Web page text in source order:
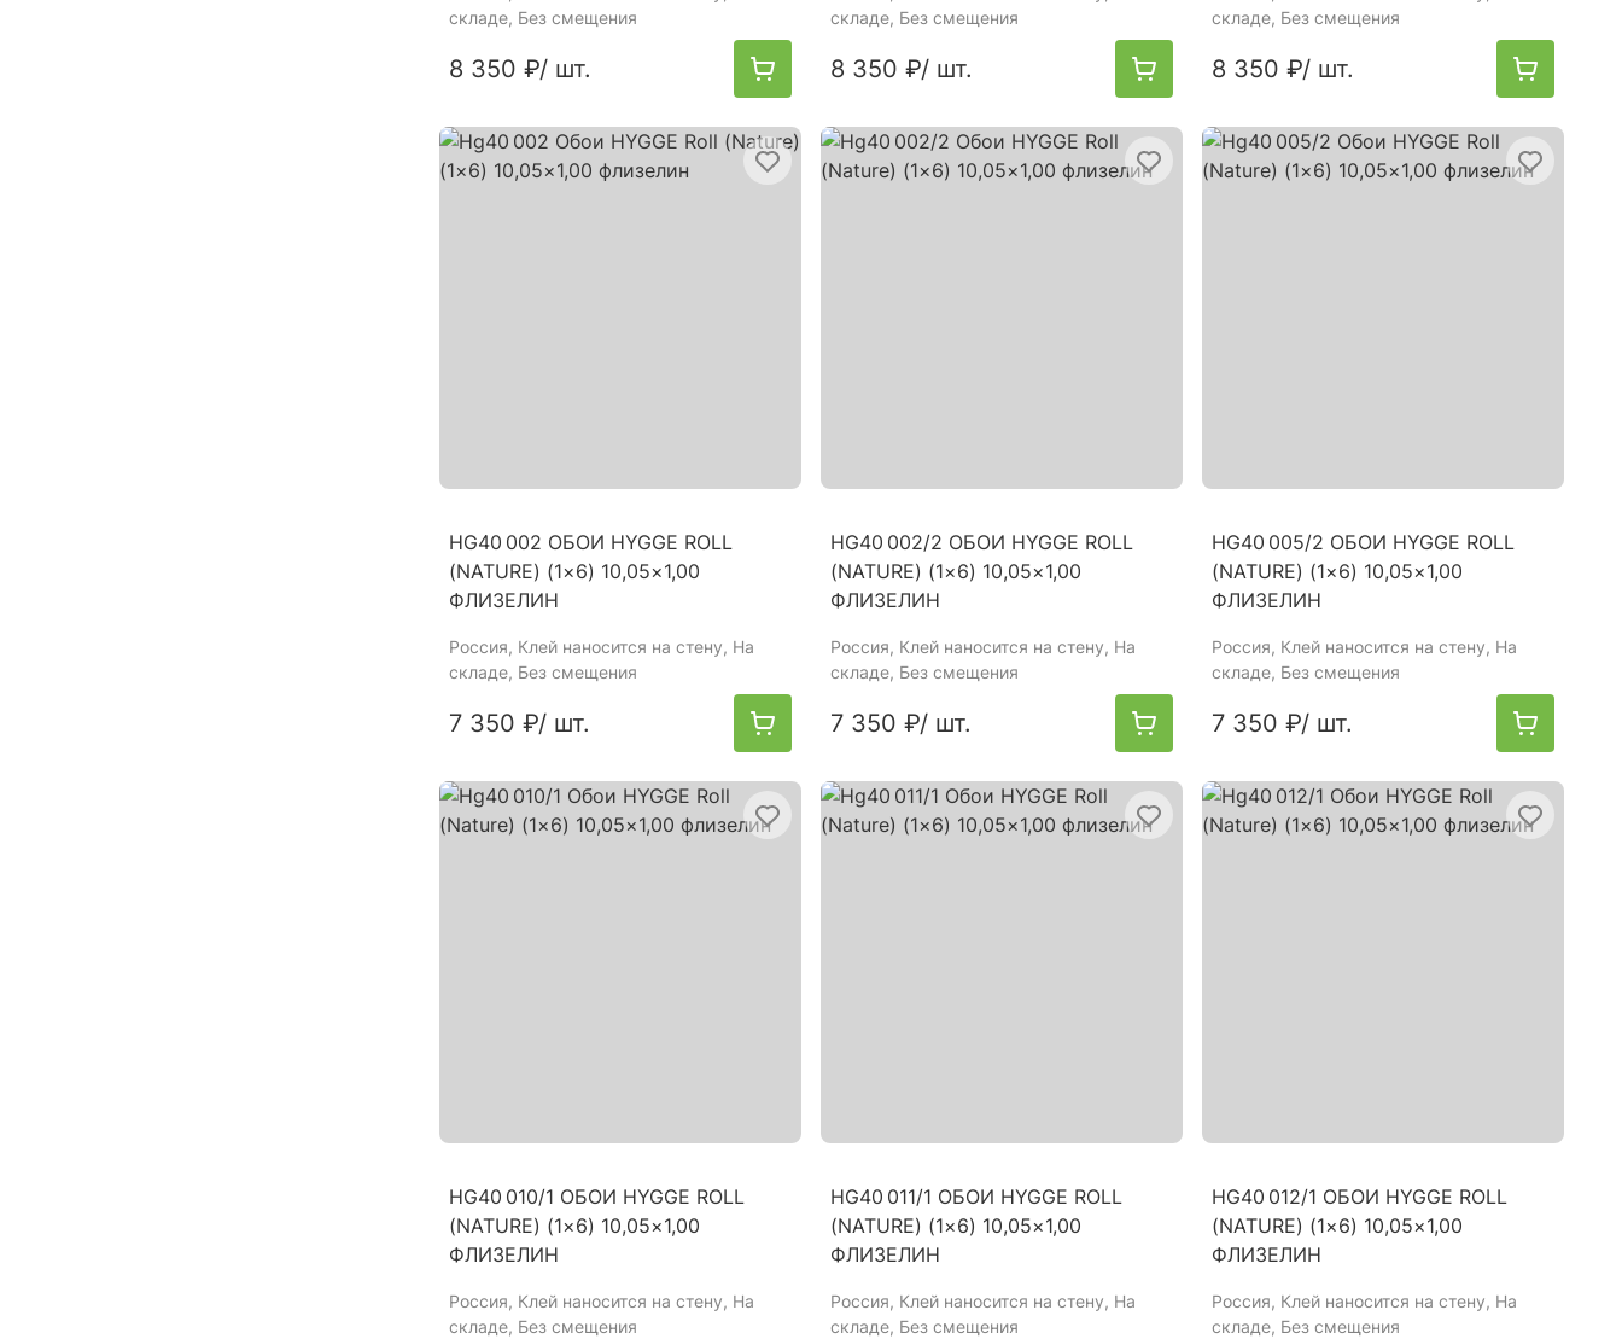
складе, Без смещения
8 350 ₽/ шт.
складе, Без смещения
8 350 ₽/ шт.
складе, Без смещения
8 350 ₽/ шт.
HG40 002 ОБОИ HYGGE ROLL
(NATURE) (1×6) 10,05×1,00
ФЛИЗЕЛИН
Россия, Клей наносится на стену, На
складе, Без смещения
7 350 ₽/ шт.
HG40 002/2 ОБОИ HYGGE ROLL
(NATURE) (1×6) 10,05×1,00
ФЛИЗЕЛИН
Россия, Клей наносится на стену, На
складе, Без смещения
7 350 ₽/ шт.
HG40 005/2 ОБОИ HYGGE ROLL
(NATURE) (1×6) 10,05×1,00
ФЛИЗЕЛИН
Россия, Клей наносится на стену, На
складе, Без смещения
7 350 ₽/ шт.
HG40 010/1 ОБОИ HYGGE ROLL
(NATURE) (1×6) 10,05×1,00
ФЛИЗЕЛИН
Россия, Клей наносится на стену, На
складе, Без смещения
HG40 011/1 ОБОИ HYGGE ROLL
(NATURE) (1×6) 10,05×1,00
ФЛИЗЕЛИН
Россия, Клей наносится на стену, На
складе, Без смещения
HG40 012/1 ОБОИ HYGGE ROLL
(NATURE) (1×6) 10,05×1,00
ФЛИЗЕЛИН
Россия, Клей наносится на стену, На
складе, Без смещения